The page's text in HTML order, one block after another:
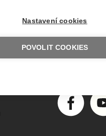
Nastavení cookies
POVOLIT COOKIES